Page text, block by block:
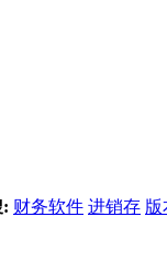
: 财务软件 进销存 版